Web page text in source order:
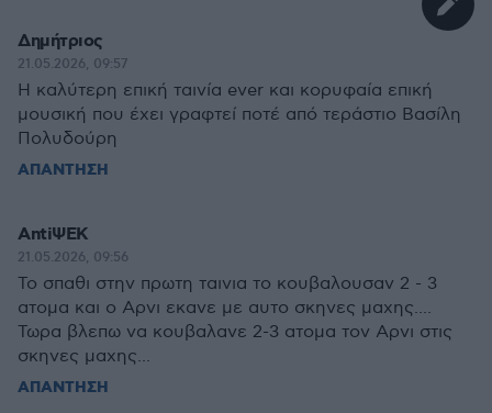
Δημήτριος
21.05.2026, 09:57
Η καλύτερη επική ταινία ever και κορυφαία επική
μουσική που έχει γραφτεί ποτέ από τεράστιο Βασίλη
Πολυδούρη
ΑΠΑΝΤΗΣΗ
AntiΨΕΚ
21.05.2026, 09:56
To σπαθι στην πρωτη ταινια το κουβαλουσαν 2 - 3
ατομα και ο Αρνι εκανε με αυτο σκηνες μαχης....
Τωρα βλεπω να κουβαλανε 2-3 ατομα τον Αρνι στις
σκηνες μαχης...
ΑΠΑΝΤΗΣΗ